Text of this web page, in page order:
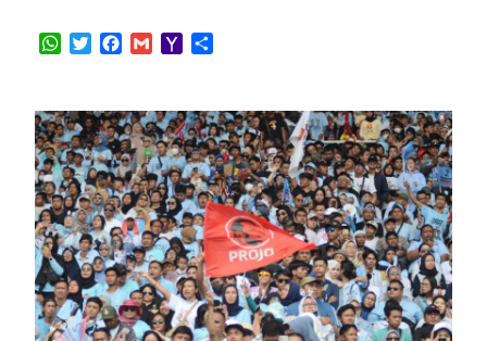
WhatsApp
TwitterFacebook
GmailYahoo